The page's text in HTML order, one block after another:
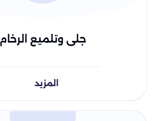
جلى وتلميع الرخام
المزيد